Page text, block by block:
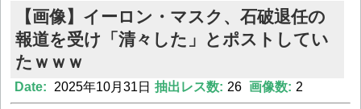
【画像】イーロン・マスク、石破退任の
報道を受け「清々した」とポストしてい
たｗｗｗ
Date: 2025年10月31日 抽出レス数: 26 画像数: 2